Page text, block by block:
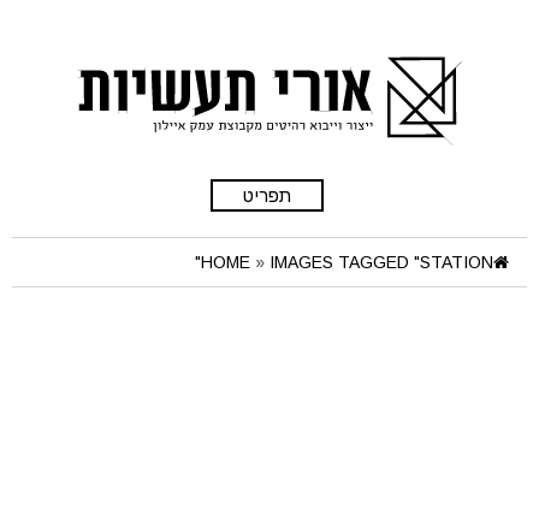
תפריט
HOME » IMAGES TAGGED "STATION"